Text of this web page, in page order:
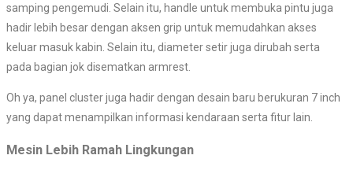
samping pengemudi. Selain itu, handle untuk membuka pintu juga
hadir lebih besar dengan aksen grip untuk memudahkan akses
keluar masuk kabin. Selain itu, diameter setir juga dirubah serta
pada bagian jok disematkan armrest.
Oh ya, panel cluster juga hadir dengan desain baru berukuran 7 inch
yang dapat menampilkan informasi kendaraan serta fitur lain.
Mesin Lebih Ramah Lingkungan